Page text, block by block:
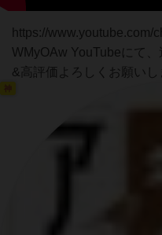
https://www.youtube.com/
WMyOAw YouTubeにて
&高評価よろしくお願いし